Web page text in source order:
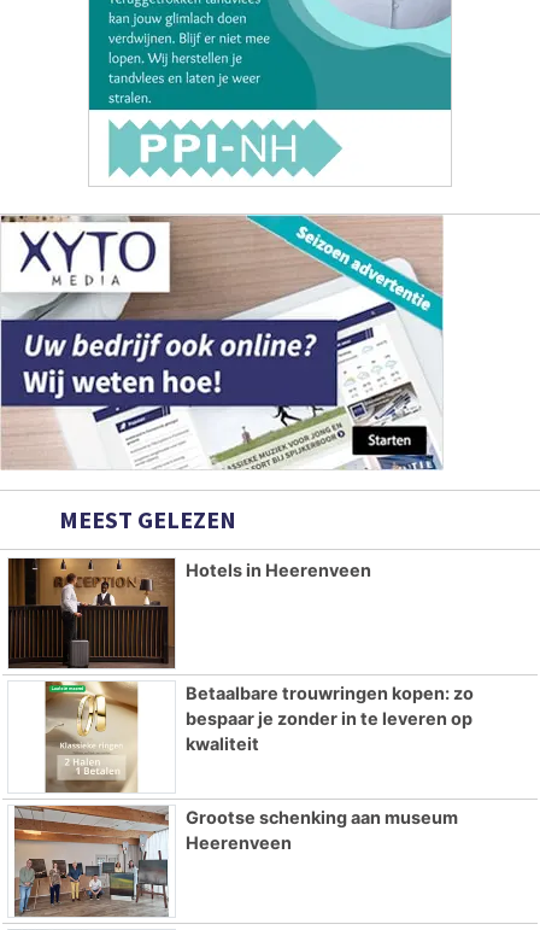
MEEST GELEZEN
Hotels in Heerenveen
Betaalbare trouwringen kopen: zo
bespaar je zonder in te leveren op
kwaliteit
Grootse schenking aan museum
Heerenveen